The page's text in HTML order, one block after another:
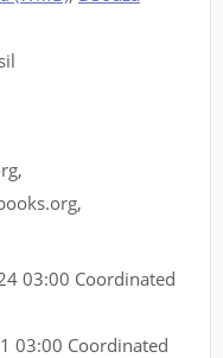
,
,
03:00 Coordinated
03:00 Coordinated